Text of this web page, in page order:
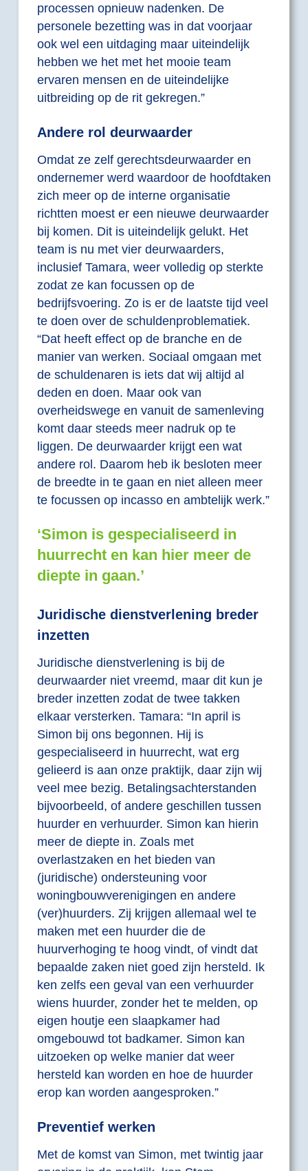
processen opnieuw nadenken. De
personele bezetting was in dat voorjaar
ook wel een uitdaging maar uiteindelijk
hebben we het met het mooie team
ervaren mensen en de uiteindelijke
uitbreiding op de rit gekregen.”
Andere rol deurwaarder
Omdat ze zelf gerechtsdeurwaarder en
ondernemer werd waardoor de hoofdtaken
zich meer op de interne organisatie
richtten moest er een nieuwe deurwaarder
bij komen. Dit is uiteindelijk gelukt. Het
team is nu met vier deurwaarders,
inclusief Tamara, weer volledig op sterkte
zodat ze kan focussen op de
bedrijfsvoering. Zo is er de laatste tijd veel
te doen over de schuldenproblematiek.
“Dat heeft effect op de branche en de
manier van werken. Sociaal omgaan met
de schuldenaren is iets dat wij altijd al
deden en doen. Maar ook van
overheidswege en vanuit de samenleving
komt daar steeds meer nadruk op te
liggen. De deurwaarder krijgt een wat
andere rol. Daarom heb ik besloten meer
de breedte in te gaan en niet alleen meer
te focussen op incasso en ambtelijk werk.”
‘Simon is gespecialiseerd in
huurrecht en kan hier meer de
diepte in gaan.’
Juridische dienstverlening breder
inzetten
Juridische dienstverlening is bij de
deurwaarder niet vreemd, maar dit kun je
breder inzetten zodat de twee takken
elkaar versterken. Tamara: “In april is
Simon bij ons begonnen. Hij is
gespecialiseerd in huurrecht, wat erg
gelieerd is aan onze praktijk, daar zijn wij
veel mee bezig. Betalingsachterstanden
bijvoorbeeld, of andere geschillen tussen
huurder en verhuurder. Simon kan hierin
meer de diepte in. Zoals met
overlastzaken en het bieden van
(juridische) ondersteuning voor
woningbouwverenigingen en andere
(ver)huurders. Zij krijgen allemaal wel te
maken met een huurder die de
huurverhoging te hoog vindt, of vindt dat
bepaalde zaken niet goed zijn hersteld. Ik
ken zelfs een geval van een verhuurder
wiens huurder, zonder het te melden, op
eigen houtje een slaapkamer had
omgebouwd tot badkamer. Simon kan
uitzoeken op welke manier dat weer
hersteld kan worden en hoe de huurder
erop kan worden aangesproken.”
Preventief werken
Met de komst van Simon, met twintig jaar